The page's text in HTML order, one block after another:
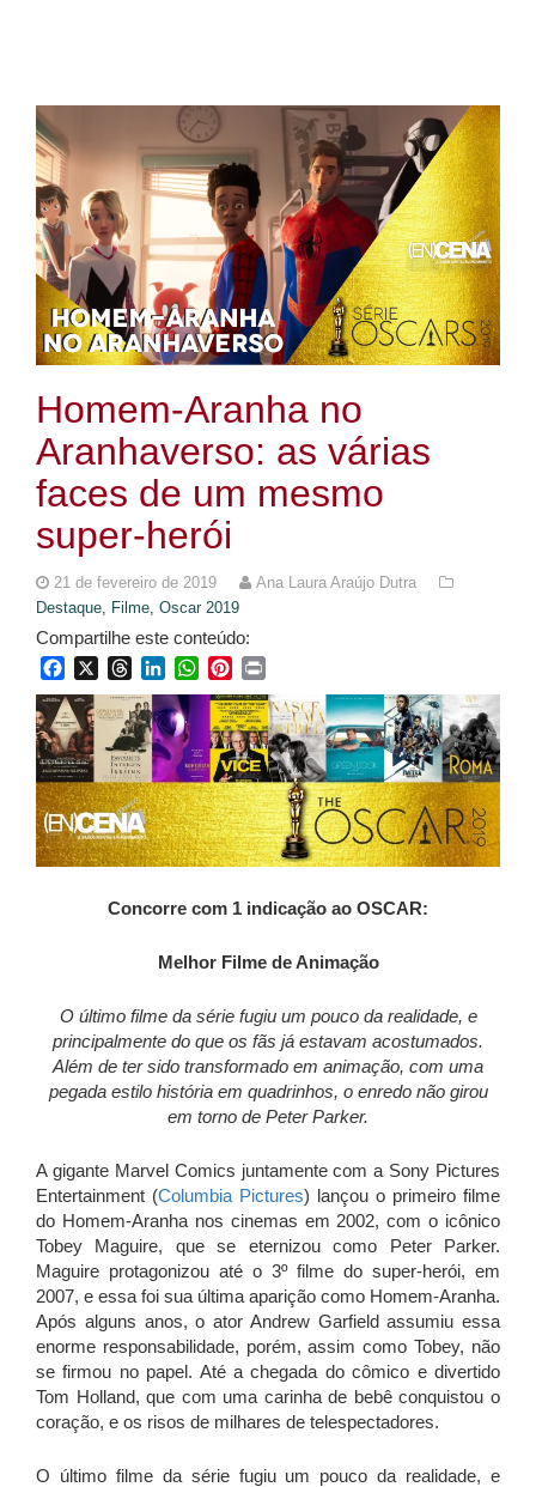
Homem-Aranha no
Aranhaverso: as várias
faces de um mesmo
super-herói
21 de fevereiro de 2019
Ana Laura Araújo Dutra
Destaque, Filme, Oscar 2019
Compartilhe este conteúdo:
FacebookThreadsLinkedInWhatsApp
Pinterest
Concorre com 1 indicação ao OSCAR:
Melhor Filme de Animação
O último filme da série fugiu um pouco da realidade, e
principalmente do que os fãs já estavam acostumados.
Além de ter sido transformado em animação, com uma
pegada estilo história em quadrinhos, o enredo não girou
em torno de Peter Parker.
A gigante Marvel Comics juntamente com a Sony Pictures
Entertainment (Columbia Pictures) lançou o primeiro filme
do Homem-Aranha nos cinemas em 2002, com o icônico
Tobey Maguire, que se eternizou como Peter Parker.
Maguire protagonizou até o 3º filme do super-herói, em
2007, e essa foi sua última aparição como Homem-Aranha.
Após alguns anos, o ator Andrew Garfield assumiu essa
enorme responsabilidade, porém, assim como Tobey, não
se firmou no papel. Até a chegada do cômico e divertido
Tom Holland, que com uma carinha de bebê conquistou o
coração, e os risos de milhares de telespectadores.
O último filme da série fugiu um pouco da realidade, e